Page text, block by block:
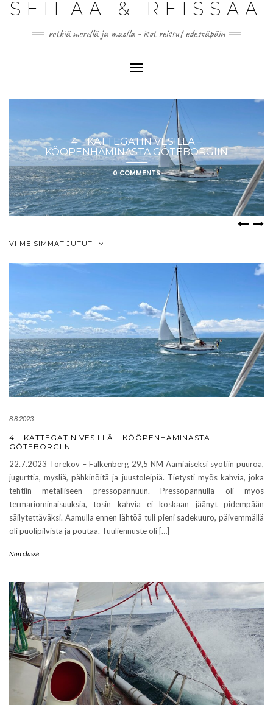
SEILAA & REISSAA
retkiä merellä ja maalla - isot reissut edessäpäin
Toggle
Navigation
4 – KATTEGATIN VESILLÄ –
KÖÖPENHAMINASTA GÖTEBORGIIN
0 COMMENTS
VIIMEISIMMÄT JUTUT
8.8.2023
4 – KATTEGATIN VESILLÄ – KÖÖPENHAMINASTA
GÖTEBORGIIN
22.7.2023 Torekov – Falkenberg 29,5 NM Aamiaiseksi syötiin puuroa,
jugurttia, mysliä, pähkinöitä ja juustoleipiä. Tietysti myös kahvia, joka
tehtiin metalliseen pressopannuun. Pressopannulla oli myös
termariominaisuuksia, tosin kahvia ei koskaan jäänyt pidempään
säilytettäväksi. Aamulla ennen lähtöä tuli pieni sadekuuro, päivemmällä
oli puolipilvistä ja poutaa. Tuuliennuste oli […]
Non classé